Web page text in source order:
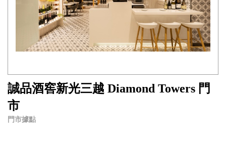
誠品酒窖新光三越 Diamond Towers 門
市
門市據點